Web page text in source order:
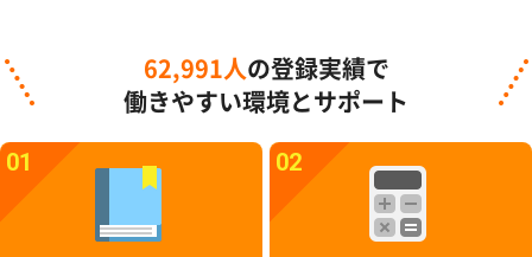
62,991人 の登録実績で
働きやすい環境とサポート
01 02